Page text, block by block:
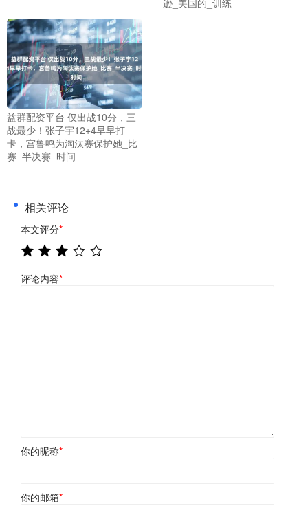
益群配资平台 仅出战10分，三
战最少！张子宇12+4早早打
卡，宫鲁鸣为淘汰赛保护她_比
赛_半决赛_时间
相关评论
本文评分*
评论内容*
你的昵称*
你的邮箱*